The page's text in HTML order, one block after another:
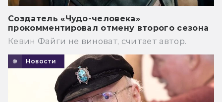
Создатель «Чудо-человека»
прокомментировал отмену второго сезона
Кевин Файги не виноват, считает автор.
Новости